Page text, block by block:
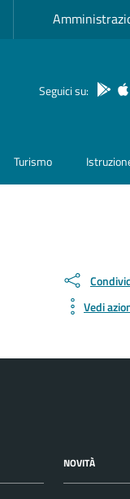
Seguici su:
Turismo
Vedi
NOVITÀ